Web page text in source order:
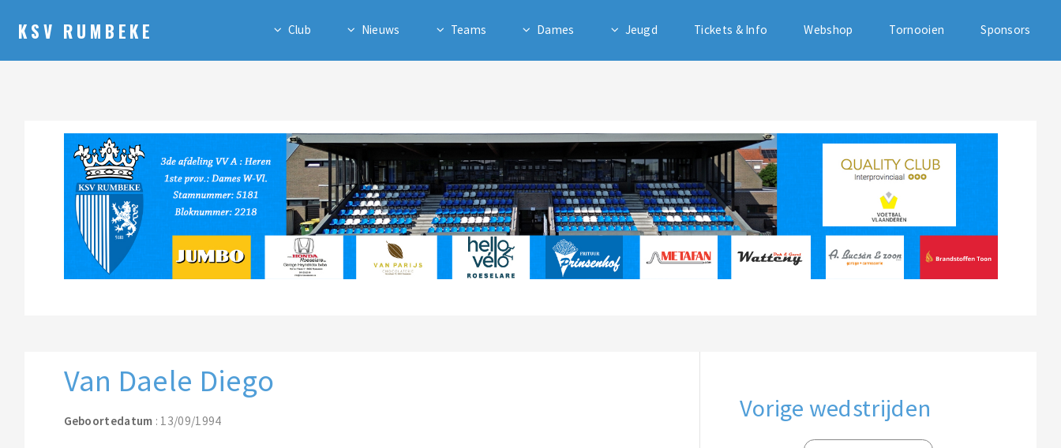
KSV RUMBEKE Club Nieuws Teams Dames Jeugd Tickets & Info Webshop Tornooien Sponsors
Van Daele Diego
Geboortedatum : 13/09/1994 Vorige wedstrijden